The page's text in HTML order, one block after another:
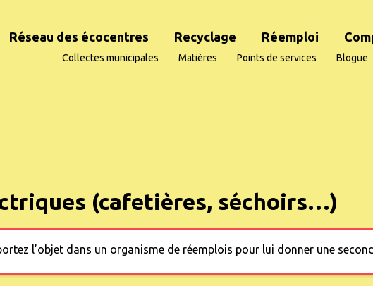
Réseau des écocentres Recyclage Réemploi
Collectes municipales Matières Points de services Blogue
(cafetières, séchoirs…)
l’objet dans un organisme de réemplois pour lui donner une